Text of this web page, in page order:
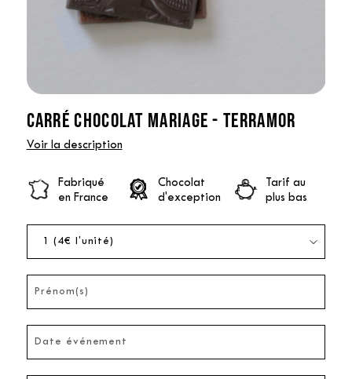
CARRÉ CHOCOLAT MARIAGE - TERRAMOR
Voir la description
Fabriqué
en France
Chocolat
d'exception
Tarif au
plus bas